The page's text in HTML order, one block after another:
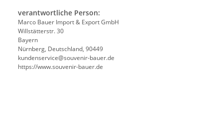
verantwortliche Person:
Marco Bauer Import & Export GmbH
Willstätterstr. 30
Bayern
Nürnberg, Deutschland, 90449
kundenservice@souvenir-bauer.de
https://www.souvenir-bauer.de